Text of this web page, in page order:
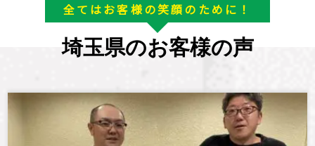
全てはお客様の笑顔のために！
埼玉県のお客様の声